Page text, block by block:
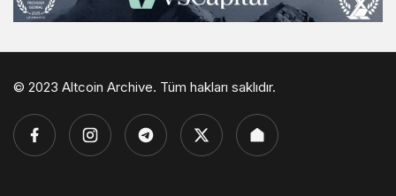
© 2023 Altcoin Archive. Tüm hakları saklıdır.